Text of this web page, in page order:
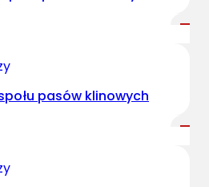
pasów klinowych